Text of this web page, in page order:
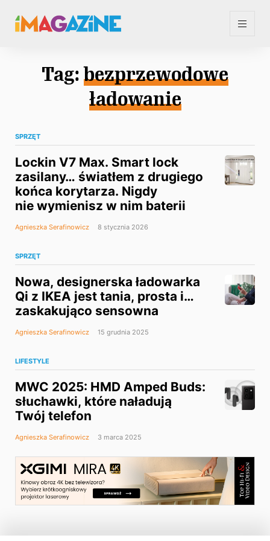
Tag:bezprzewodowe
ładowanie
SPRZĘT
Lockin V7 Max. Smart lock
zasilany… światłem z drugiego
końca korytarza. Nigdy
nie wymienisz w nim baterii
Agnieszka Serafinowicz 8 stycznia 2026
SPRZĘT
Nowa, designerska ładowarka
Qi z IKEA jest tania, prosta i…
zaskakująco sensowna
Agnieszka Serafinowicz 15 grudnia 2025
LIFESTYLE
MWC 2025: HMD Amped Buds:
słuchawki, które naładują
Twój telefon
Agnieszka Serafinowicz 3 marca 2025